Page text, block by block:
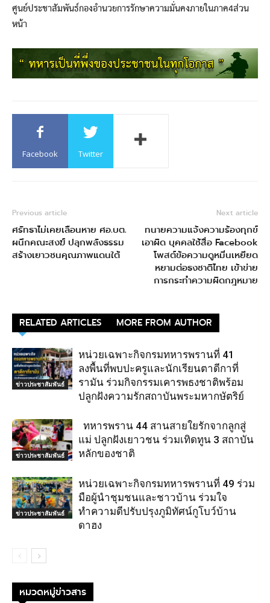
ศูนย์ประชาสัมพันธ์กองอำนวยการรักษาความมั่นคงภายในภาค4ส่วน
หน้า
Facebook Twitter
Previous article
ศรัทธาไม่เคยเลือนหาย ศอ.บต.
ผนึกคณะสงฆ์ ปลุกพลังธรรม
สร้างเยาวชนคุณภาพแดนใต้
Next article
ทนายความแจ้งความร้องทุกข์
เอาผิด บุคคลใช้สื่อ Facebook
โพสต์ข้อความดูหมิ่นเหยียด
หยามต่อธงชาติไทย เข้าข่าย
การกระทำความผิดกฎหมาย
RELATED ARTICLES MORE FROM AUTHOR
ข่าวประชาสัมพันธ์
หน่วยเฉพาะกิจกรมทหารพรานที่ 41
ลงพื้นที่พบปะครูและนักเรียนตาดีกาที่
รามัน ร่วมกิจกรรมเคารพธงชาติพร้อม
ปลูกฝังความรักสถาบันพระมหากษัตริย์
ข่าวประชาสัมพันธ์
ทหารพราน 44 สานสายใยรักจากลูกสู่
แม่ ปลูกฝังเยาวชน ร่วมเทิดทูน 3 สถาบัน
หลักของชาติ
ข่าวประชาสัมพันธ์
หน่วยเฉพาะกิจกรมทหารพรานที่ 49 ร่วม
มือผู้นำชุมชนและชาวบ้าน ร่วมใจ
ทำความดีปรับปรุงภูมิทัศน์กูโบว์บ้าน
ดาฮง
หมวดหมู่ข่าวสาร